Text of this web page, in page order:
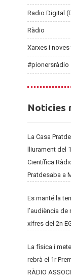
Radio Digital
Ràdio
Xarxes i
#pionersràdio
Noticies
La Casa
lliurament del
Científica
Pratdesaba a
Es manté la
l’audiència
xifres del 2n
La física i
rebrà el 1r
RÀDIO